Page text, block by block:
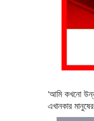
'আমি কখনো
এখানকার